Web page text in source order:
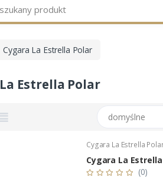
Cygara La Estrella Polar
Estrella Polar
domyślne
Cygara La Estrella
Cygara La
(0)